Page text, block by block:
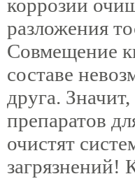
коррозии
разложения
Совмещение
составе
друга.
препаратов
очистят
загрязнений!